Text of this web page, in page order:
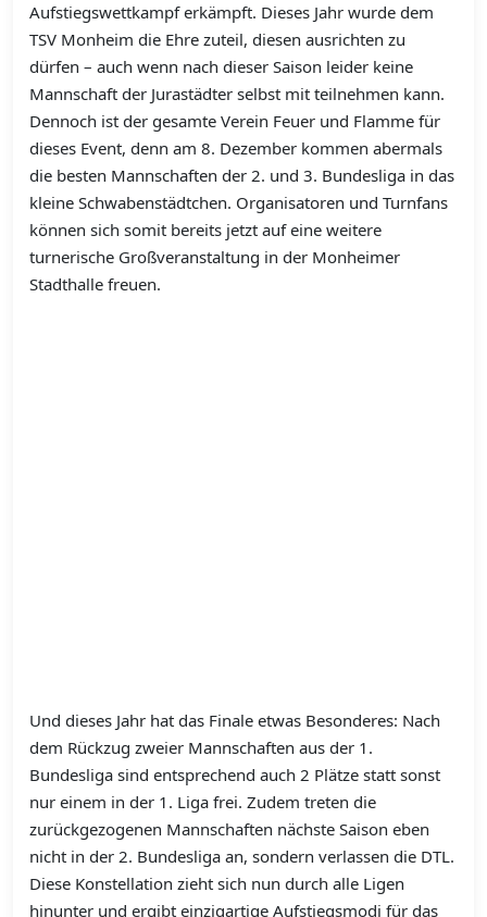
Aufstiegswettkampf erkämpft. Dieses Jahr wurde dem
TSV Monheim die Ehre zuteil, diesen ausrichten zu
dürfen – auch wenn nach dieser Saison leider keine
Mannschaft der Jurastädter selbst mit teilnehmen kann.
Dennoch ist der gesamte Verein Feuer und Flamme für
dieses Event, denn am 8. Dezember kommen abermals
die besten Mannschaften der 2. und 3. Bundesliga in das
kleine Schwabenstädtchen. Organisatoren und Turnfans
können sich somit bereits jetzt auf eine weitere
turnerische Großveranstaltung in der Monheimer
Stadthalle freuen.
Und dieses Jahr hat das Finale etwas Besonderes: Nach
dem Rückzug zweier Mannschaften aus der 1.
Bundesliga sind entsprechend auch 2 Plätze statt sonst
nur einem in der 1. Liga frei. Zudem treten die
zurückgezogenen Mannschaften nächste Saison eben
nicht in der 2. Bundesliga an, sondern verlassen die DTL.
Diese Konstellation zieht sich nun durch alle Ligen
hinunter und ergibt einzigartige Aufstiegsmodi für das